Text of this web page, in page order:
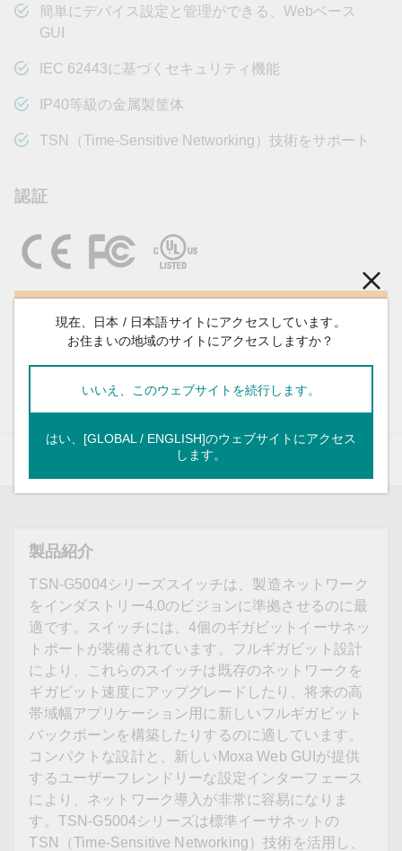
簡単にデバイス設定と管理ができる、Webベース
GUI
IEC 62443に基づくセキュリティ機能
IP40等級の金属製筐体
TSN（Time-Sensitive Networking）技術をサポート
認証
更新をフォロー
モデル
製品紹介
TSN-G5004シリーズスイッチは、製造ネットワーク
をインダストリー4.0のビジョンに準拠させるのに最
適です。スイッチには、4個のギガビットイーサネッ
トポートが装備されています。フルギガビット設計
により、これらのスイッチは既存のネットワークを
ギガビット速度にアップグレードしたり、将来の高
帯域幅アプリケーション用に新しいフルギガビット
バックボーンを構築したりするのに適しています。
コンパクトな設計と、新しいMoxa Web GUIが提供
するユーザーフレンドリーな設定インターフェース
により、ネットワーク導入が非常に容易になりま
す。TSN-G5004シリーズは標準イーサネットの
TSN（Time-Sensitive Networking）技術を活用し、
現在、日本 / 日本語サイトにアクセスしています。
お住まいの地域のサイトにアクセスしますか？
いいえ、このウェブサイトを続行します。
はい、[GLOBAL / ENGLISH]のウェブサイトにアクセス
します。